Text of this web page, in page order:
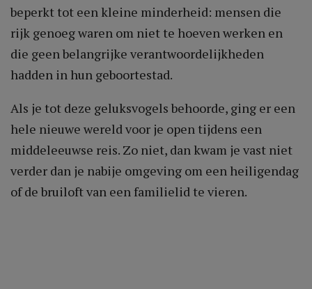
beperkt tot een kleine minderheid: mensen die
rijk genoeg waren om niet te hoeven werken en
die geen belangrijke verantwoordelijkheden
hadden in hun geboortestad.
Als je tot deze geluksvogels behoorde, ging er een
hele nieuwe wereld voor je open tijdens een
middeleeuwse reis. Zo niet, dan kwam je vast niet
verder dan je nabije omgeving om een heiligendag
of de bruiloft van een familielid te vieren.